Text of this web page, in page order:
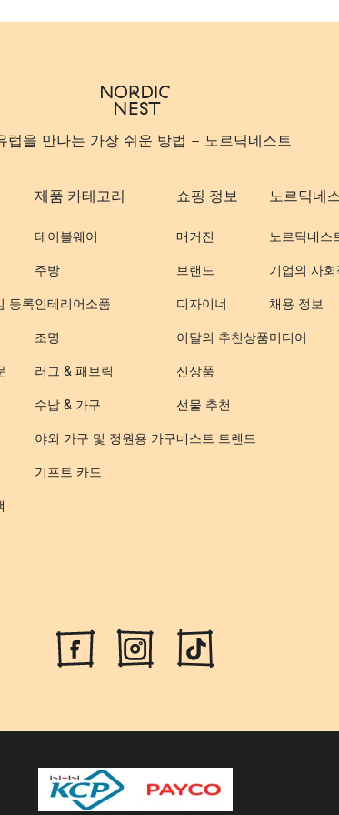
럽을 만나는 가장 쉬운 방법 - 노르딕네스트
등록
제품 카테고리
테이블웨어
주방
인테리어소품
조명
러그 & 패브릭
수납 & 가구
야외 가구 및 정원용 가구
기프트 카드
쇼핑 정보
매거진
브랜드
디자이너
이달의 추천상품
신상품
선물 추천
네스트 트렌드
노르딕네
노르딕네스
기업의 사회
채용 정보
미디어